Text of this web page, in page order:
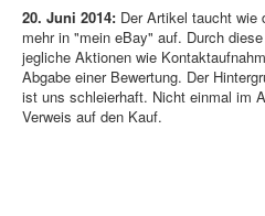
20. Juni 2014: Der Artikel taucht wie
mehr in "mein eBay" auf. Durch
jegliche Aktionen wie
Abgabe einer Bewertung. Der
ist uns schleierhaft. Nicht einmal im
Verweis auf den Kauf.